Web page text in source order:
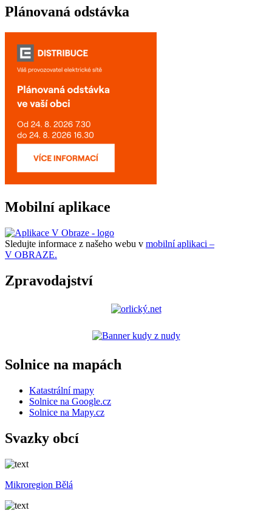
Plánovaná odstávka
Mobilní aplikace
Sledujte informace z našeho webu v mobilní aplikaci –
V OBRAZE.
Zpravodajství
Solnice na mapách
Katastrální mapy
Solnice na Google.cz
Solnice na Mapy.cz
Svazky obcí
Mikroregion Bělá